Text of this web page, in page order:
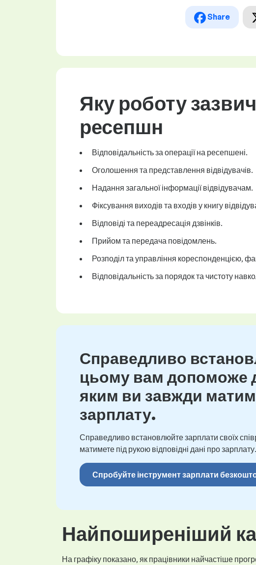
Share
Яку роботу
ресепшн
Відповідальність за операції на ресепшені.
Оголошення та представлення відвідувачів.
Надання загальної інформації відвідувачам.
Фіксування виходів та входів у книгу
Відповіді та переадресація дзвінків.
Прийом та передача повідомлень.
Розподіл та управління кореспонденцією,
Відповідальність за порядок та чистоту
Справедливо
цьому вам допоможе
яким ви завжди
зарплату.
Справедливо встановлюйте зарплати своїх
матимете під рукою відповідні дані про зарплату.
Спробуйте інструмент зарплати
Найпоширеніший
На графіку показано, як працівники найчастіше